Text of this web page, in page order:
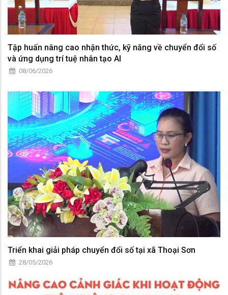
Tập huấn nâng cao nhận thức, kỹ năng về chuyển đổi số
và ứng dụng trí tuệ nhân tạo AI
08/06/2026
Triển khai giải pháp chuyển đổi số tại xã Thoại Sơn
28/05/2026